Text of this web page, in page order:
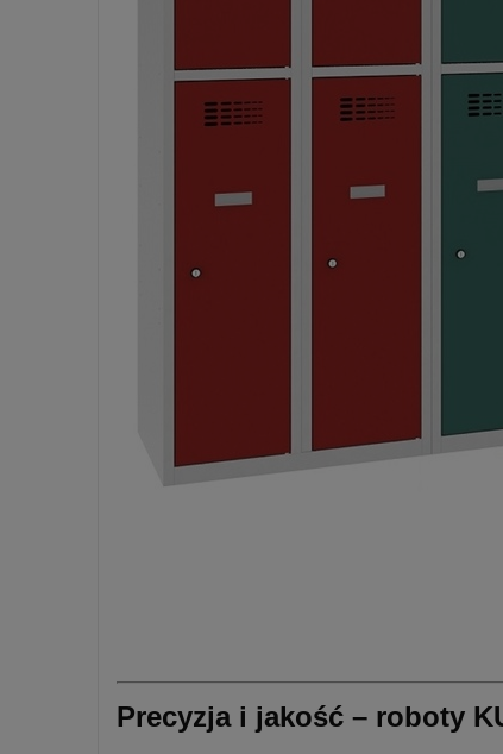
Precyzja i jakość – roboty